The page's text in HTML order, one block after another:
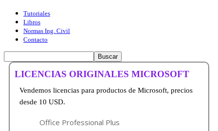
Tutoriales
Libros
Normas Ing. Civil
Contacto
LICENCIAS ORIGINALES MICROSOFT
Vendemos licencias para productos de Microsoft, precios
desde 10 USD.
Office Professional Plus